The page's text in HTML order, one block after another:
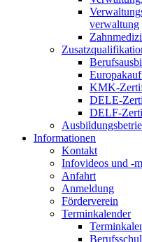
verwaltung
KMK-
DELE-
DELF-
Informationen
Kontakt
Infovideos und -
Anfahrt
Anmeldung
Förderverein
Terminkalender